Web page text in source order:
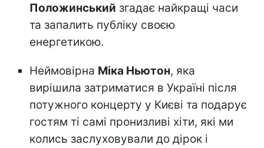
Положинський згадає найкращі часи
та запалить публіку своєю
енергетикою.
Неймовірна Міка Ньютон, яка
вирішила затриматися в Україні після
потужного концерту у Києві та подарує
гостям ті самі пронизливі хіти, які ми
колись заслуховували до дірок і